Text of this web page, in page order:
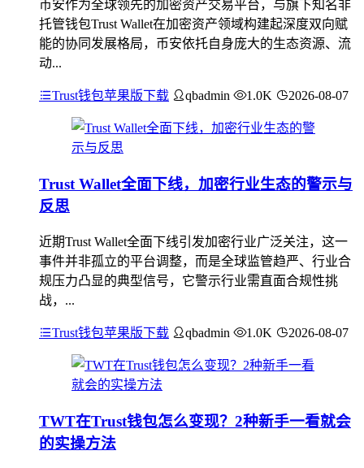
币安作为全球领先的加密资产交易平台，与旗下知名非
托管钱包Trust Wallet在加密资产领域构建起深度双向赋
能的协同发展格局，币安依托自身庞大的生态资源、流
动...
Trust钱包苹果版下载 qbadmin 1.0K 2026-08-07
Trust Wallet全面下线，加密行业生态的警示与
反思
近期Trust Wallet全面下线引发加密行业广泛关注，这一
事件并非孤立的平台调整，而是全球监管趋严、行业合
规压力凸显的典型信号，它警示行业需直面合规性挑
战，...
Trust钱包苹果版下载 qbadmin 1.0K 2026-08-07
TWT在Trust钱包怎么变现？2种新手一看就会
的实操方法